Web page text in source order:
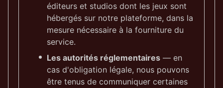
éditeurs et studios dont les jeux sont
hébergés sur notre plateforme, dans la
mesure nécessaire à la fourniture du
service.
Les autorités réglementaires — en
cas d'obligation légale, nous pouvons
être tenus de communiquer certaines